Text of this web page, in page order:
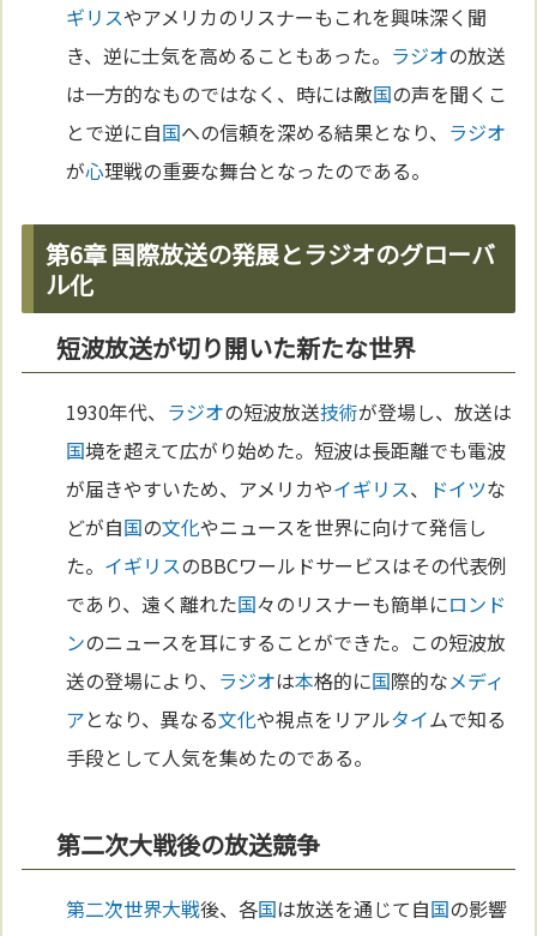
ギリスやアメリカのリスナーもこれを興味深く聞
き、逆に士気を高めることもあった。 ラジオの放送
は一方的なものではなく、時には敵国の声を聞くこ
とで逆に自国への信頼を深める結果となり、 ラジオ
が心理戦の重要な舞台となったのである。
第6章 国際放送の発展とラジオのグローバ
ル化
短波放送が切り開いた新たな世界
1930年代、 ラジオの短波放送技術が登場し、放送は
国境を超えて広がり始めた。短波は長距離でも電波
が届きやすいため、アメリカやイギリス、 ドイツな
どが自国の文化やニュースを世界に向けて発信し
た。 イギリスのBBCワールドサービスはその代表例
であり、遠く離れた国々のリスナーも簡単にロンド
ンのニュースを耳にすることができた。この短波放
送の登場により、 ラジオは本格的に国際的なメディ
アとなり、異なる文化や視点をリアルタイムで知る
手段として人気を集めたのである。
第二次大戦後の放送競争
第二次世界大戦後、各国は放送を通じて自国の影響